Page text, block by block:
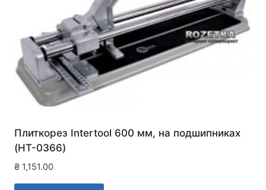
Плиткорез Intertool 600 мм, на подшипниках
(HT-0366)
₴ 1,151.00